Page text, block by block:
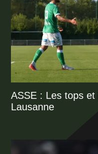
ASSE : Les tops
Lausanne